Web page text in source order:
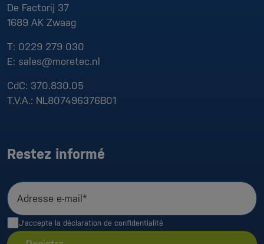
De Factorij 37
1689 AK Zwaag
T: 0229 279 030
E: sales@moretec.nl
CdC: 370.830.05
T.V.A.: NL807496376B01
Restez informé
Adresse e-mail*
J'accepte la déclaration de confidentialité